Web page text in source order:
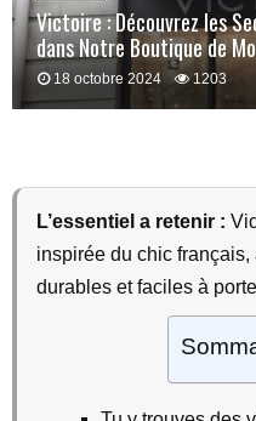
Victoire : Découvrez les
dans Notre Boutique de
18 octobre 2024 1203
L’essentiel a retenir :
inspirée du chic
durables et faciles à